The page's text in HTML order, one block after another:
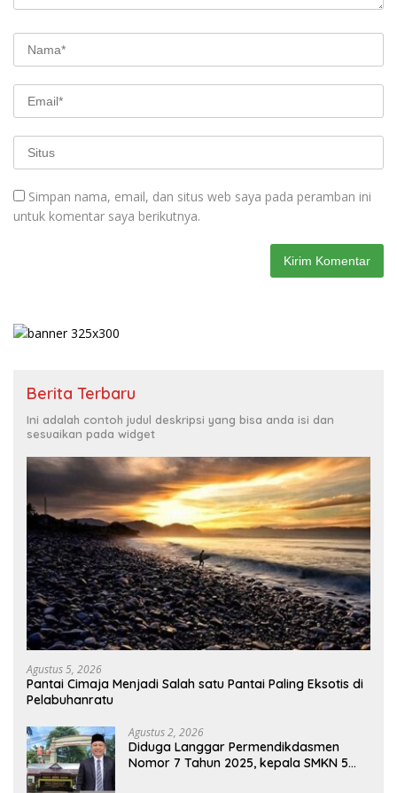
Simpan nama, email, dan situs web saya pada peramban ini
untuk komentar saya berikutnya.
Berita Terbaru
Ini adalah contoh judul deskripsi yang bisa anda isi dan
sesuaikan pada widget
Agustus 5, 2026
Pantai Cimaja Menjadi Salah satu Pantai Paling Eksotis di
Pelabuhanratu
Agustus 2, 2026
Diduga Langgar Permendikdasmen
Nomor 7 Tahun 2025, kepala SMKN 5